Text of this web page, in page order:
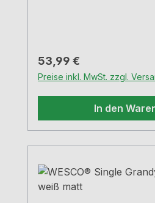
Regulärer Preis:
53,99 €
Preise inkl. MwSt. zzgl.
In den